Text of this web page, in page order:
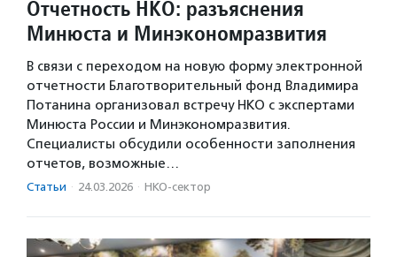
Отчетность НКО: разъяснения
Минюста и Минэкономразвития
В связи с переходом на новую форму электронной
отчетности Благотворительный фонд Владимира
Потанина организовал встречу НКО с экспертами
Минюста России и Минэкономразвития.
Специалисты обсудили особенности заполнения
отчетов, возможные…
Статьи · 24.03.2026 · НКО-сектор